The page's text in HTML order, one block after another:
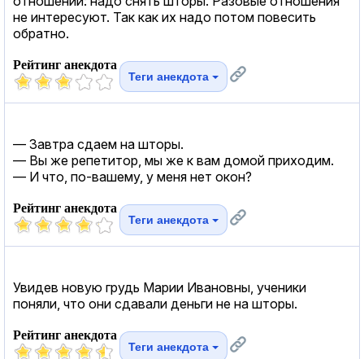
не интересуют. Так как их надо потом повесить
обратно.
Рейтинг анекдота
Теги анекдота
— Завтра сдаем на шторы.
— Вы же репетитор, мы же к вам домой приходим.
— И что, по-вашему, у меня нет окон?
Рейтинг анекдота
Теги анекдота
Увидев новую грудь Марии Ивановны, ученики
поняли, что они сдавали деньги не на шторы.
Рейтинг анекдота
Теги анекдота